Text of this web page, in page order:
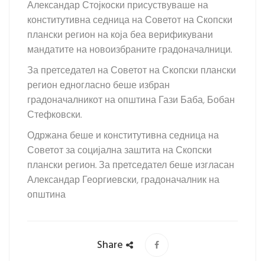
Александар Стојкоски присуствуваше на
конститутивна седница на Советот на Скопски
плански регион на која беа верификувани
мандатите на новоизбраните градоначалници.
За претседател на Советот на Скопски плански
регион едногласно беше избран
градоначалникот на општина Гази Баба, Бобан
Стефковски.
Одржана беше и конститутивна седница на
Советот за социјална заштита на Скопски
плански регион. За претседател беше изгласан
Александар Георгиевски, градоначалник на
општина
Share